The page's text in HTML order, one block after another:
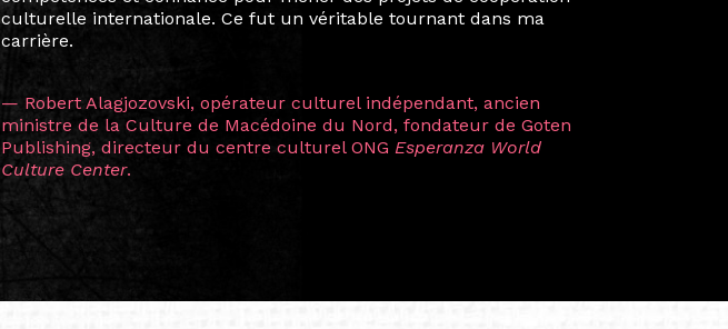
consistant à connecter des artistes à travers les disciplines et les
continents.
L’une des rencontres les plus marquantes fut celle avec ma
consœur HicterienneRuthe Zuntz — une amitié dont la générosité et
la vision ont transformé ma trajectoire et m’ont conduite de
Singapour à Berlin pendant près d’une décennie. Aujourd’hui encore,
les amitiés forgées durant cette année intense et inspirante
solidité et m’encouragent à continuer de rêver, de créer et de tendre
vers de nouvelles possibilités.
— Vanini Belarmino (Singapore /Germany)